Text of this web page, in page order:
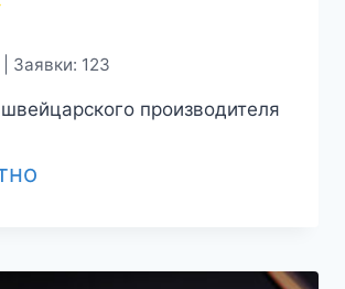
Заявки: 123
производителя